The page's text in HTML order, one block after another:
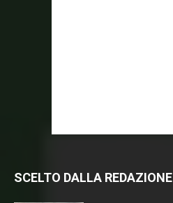
SCELTO DALLA REDAZIONE